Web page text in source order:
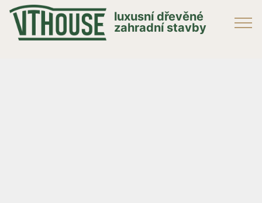
luxusní dřevěné
zahradní stavby